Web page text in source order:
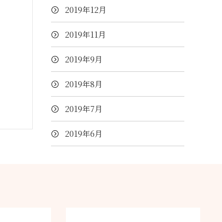
2019年12月
2019年11月
2019年9月
2019年8月
2019年7月
2019年6月